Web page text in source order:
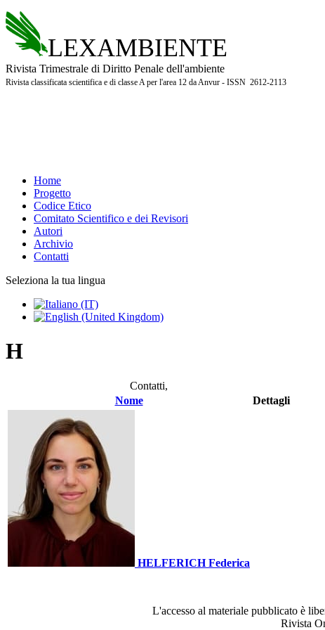
LEXAMBIENTE
Rivista Trimestrale di Diritto Penale dell'ambiente
Rivista classificata scientifica e di classe A per l'area 12 da Anvur - ISSN 2612-2113
Home
Progetto
Codice Etico
Comitato Scientifico e dei Revisori
Autori
Archivio
Contatti
Seleziona la tua lingua
H
Contatti,
Nome
Dettagli
HELFERICH Federica
L'accesso al materiale pubblicato è
Rivista